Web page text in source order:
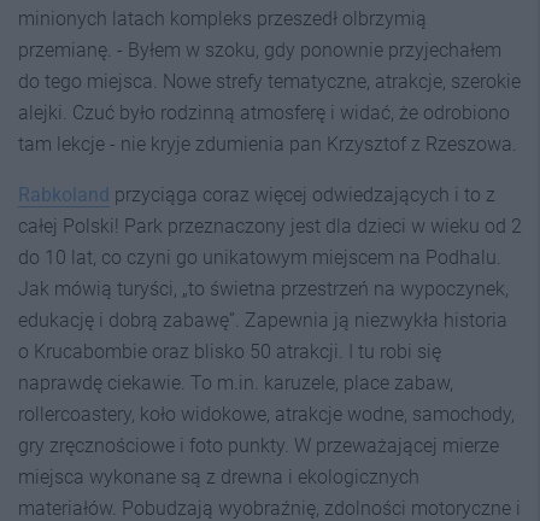
minionych latach kompleks przeszedł olbrzymią
przemianę. - Byłem w szoku, gdy ponownie przyjechałem
do tego miejsca. Nowe strefy tematyczne, atrakcje, szerokie
alejki. Czuć było rodzinną atmosferę i widać, że odrobiono
tam lekcje - nie kryje zdumienia pan Krzysztof z Rzeszowa.
Rabkoland przyciąga coraz więcej odwiedzających i to z
całej Polski! Park przeznaczony jest dla dzieci w wieku od 2
do 10 lat, co czyni go unikatowym miejscem na Podhalu.
Jak mówią turyści, „to świetna przestrzeń na wypoczynek,
edukację i dobrą zabawę”. Zapewnia ją niezwykła historia
o Krucabombie oraz blisko 50 atrakcji. I tu robi się
naprawdę ciekawie. To m.in. karuzele, place zabaw,
rollercoastery, koło widokowe, atrakcje wodne, samochody,
gry zręcznościowe i foto punkty. W przeważającej mierze
miejsca wykonane są z drewna i ekologicznych
materiałów. Pobudzają wyobraźnię, zdolności motoryczne i